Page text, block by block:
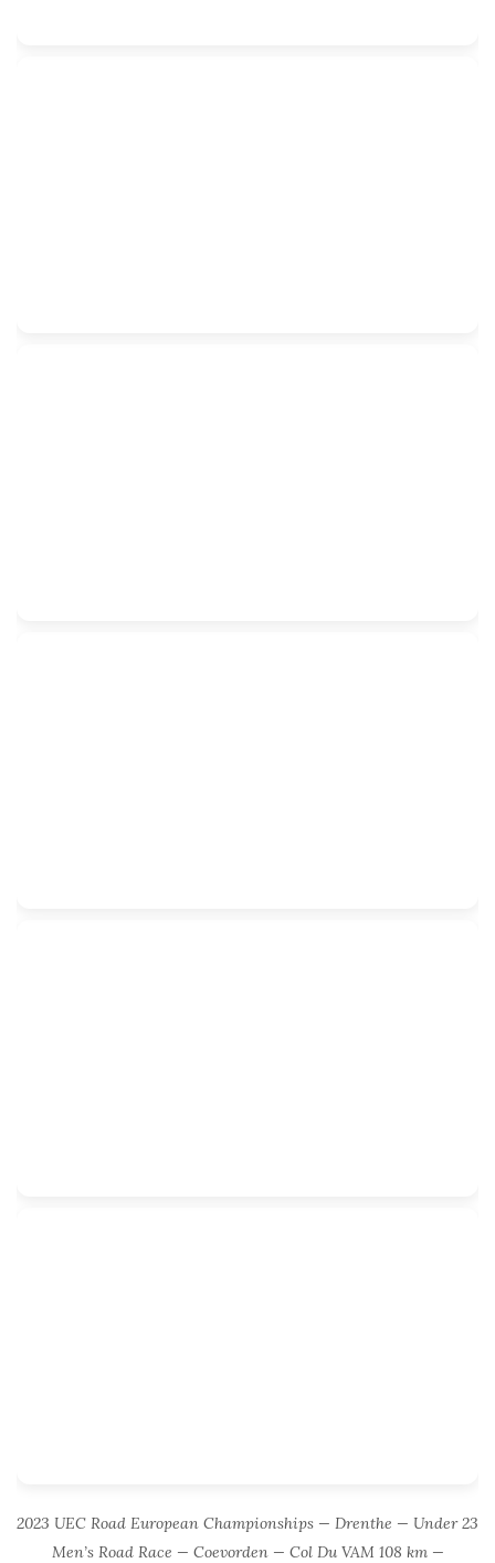
2023 UEC Road European Championships — Drenthe — Under 23
Men’s Road Race — Coevorden — Col Du VAM 108 km —